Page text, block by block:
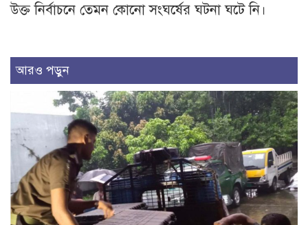
উক্ত নির্বাচনে তেমন কোনো সংঘর্ষের ঘটনা ঘটে নি।
আরও পড়ুন